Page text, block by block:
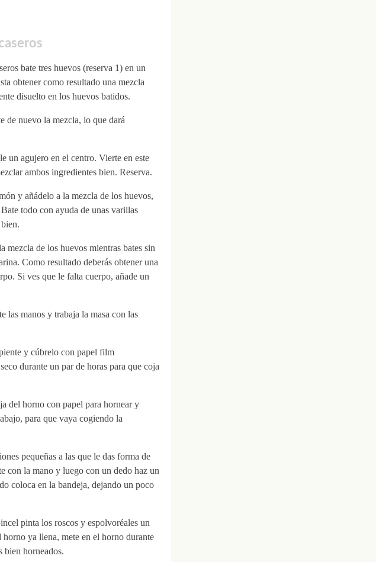
bate tres huevos (reserva 1) en un
obtener como resultado una mezcla
disuelto en los huevos batidos.
de nuevo la mezcla, lo que dará
un agujero en el centro. Vierte en este
ambos ingredientes bien. Reserva.
y añádelo a la mezcla de los huevos,
todo con ayuda de unas varillas
mezcla de los huevos mientras bates sin
Como resultado deberás obtener una
Si ves que le falta cuerpo, añade un
las manos y trabaja la masa con las
y cúbrelo con papel film
durante un par de horas para que coja
del horno con papel para hornear y
para que vaya cogiendo la
pequeñas a las que le das forma de
con la mano y luego con un dedo haz un
coloca en la bandeja, dejando un poco
pinta los roscos y espolvoréales un
ya llena, mete en el horno durante
bien horneados.